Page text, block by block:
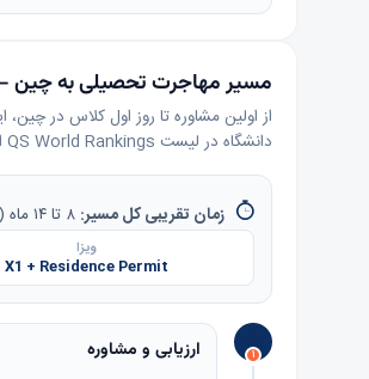
مسیر مهاجرت تحصیلی به چین —
دانشگاه در لیست QS World Rankings است. بورسیه دولتی CSC، برنامه‌های انگلیسی‌زبان گسترده و هزینه تحصیل پایین‌تر از غرب، چین را به مقصدی جذاب برا…
زمان تقریبی کل مسیر: ۸ تا ۱۴ ماه (با CSC زودتر شروع کنید)
ویزا
X1 + Residence Permit
۱ ارزیابی و مشاوره